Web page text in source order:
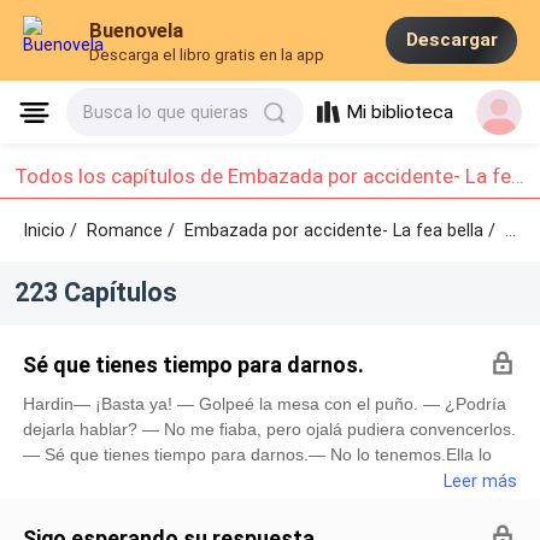
Buenovela
Descarga el libro gratis en la app
Descargar
Busca lo que quieras Mi biblioteca
Todos los capítulos de Embazada por accidente- La fea bella: Capítulo 11 - Capítulo 20
Inicio / Romance/Embazada por accidente- La fea bella /
223 Capítulos
Sé que tienes tiempo para darnos.
Hardin— ¡Basta ya! — Golpeé la mesa con el puño. — ¿Podría
dejarla hablar? — No me fiaba, pero ojalá pudiera convencerlos.
— Sé que tienes tiempo para darnos.— No lo tenemos.Ella lo
miró fijamente. No parecía la misma mujer temerosa de
un proyecto en otra empresa. ¿Se da cuenta de que todo
Leer más